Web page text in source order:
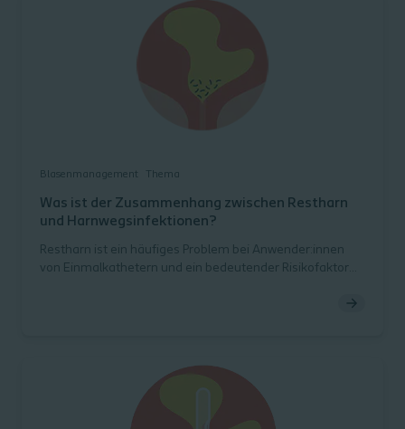
Blasenmanagement Thema
Was ist der Zusammenhang zwischen Restharn
und Harnwegsinfektionen?
Restharn ist ein häufiges Problem bei Anwender:innen
von Einmalkathetern und ein bedeutender Risikofaktor